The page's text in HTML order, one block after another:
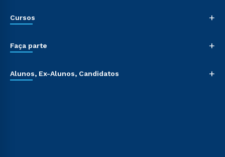
Cursos +
Faça parte +
Alunos, Ex-Alunos, Candidatos +